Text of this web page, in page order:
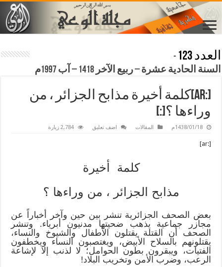
العدد 123
-
السنة الحادية عشرة – ربيع الآخر 1418 – آب 1997م
[:ar]كلمة أخيرة مذابح الجزائر ، من
وراءها ؟[:]
1438/01/18م المقالات اضف تعليق 2,784 زيارة
[:ar]
كلمة أخيرة
مذابح الجزائر ، من وراءها ؟
بعض الصحف الجزائرية تنشر بين حين وآخر أخباراً عن
مجازر جماعية يذهب ضحيتها مدنيون أبرياء. وتنشر
الصحف أن القتلة يقتلون الأطفال والشيوخ والنساء،
يقتلونهم بالسلاح الأبيض، ويغتصبون النساء ويخطفون
الفتيات، ويبقرون بطون الحوامل؛ لا لذنب إلا لإشاعة
الرعب، وضرب الأمن وتخريب البلاد!